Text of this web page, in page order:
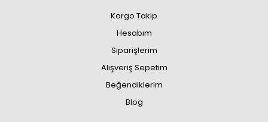
Kargo Takip
Hesabım
Siparişlerim
Alışveriş Sepetim
Beğendiklerim
Blog